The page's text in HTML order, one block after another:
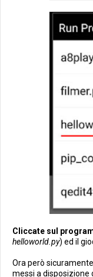
Cliccate sul
helloworld.py) ed il
Ora però
messi a disposizione